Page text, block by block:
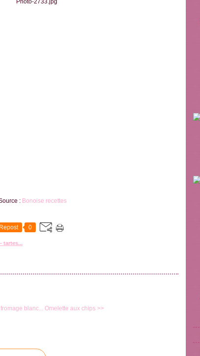
: Bonoise recettes
Repost 0
tartes...
blanc... Omelette aux chips >>